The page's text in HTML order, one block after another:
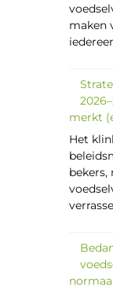
maken
merkt
Het